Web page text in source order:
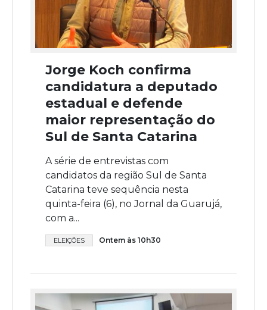
Jorge Koch confirma
candidatura a deputado
estadual e defende
maior representação do
Sul de Santa Catarina
A série de entrevistas com
candidatos da região Sul de Santa
Catarina teve sequência nesta
quinta-feira (6), no Jornal da Guarujá,
com a...
ELEIÇÕES Ontem às 10h30